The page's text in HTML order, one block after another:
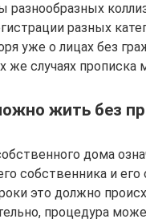
разных
уже о лицах без
случаях прописка
жить без
дома
собственника и
это должно
процедура